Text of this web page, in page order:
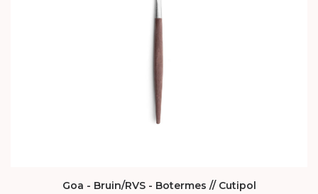
Goa - Bruin/RVS - Botermes // Cutipol